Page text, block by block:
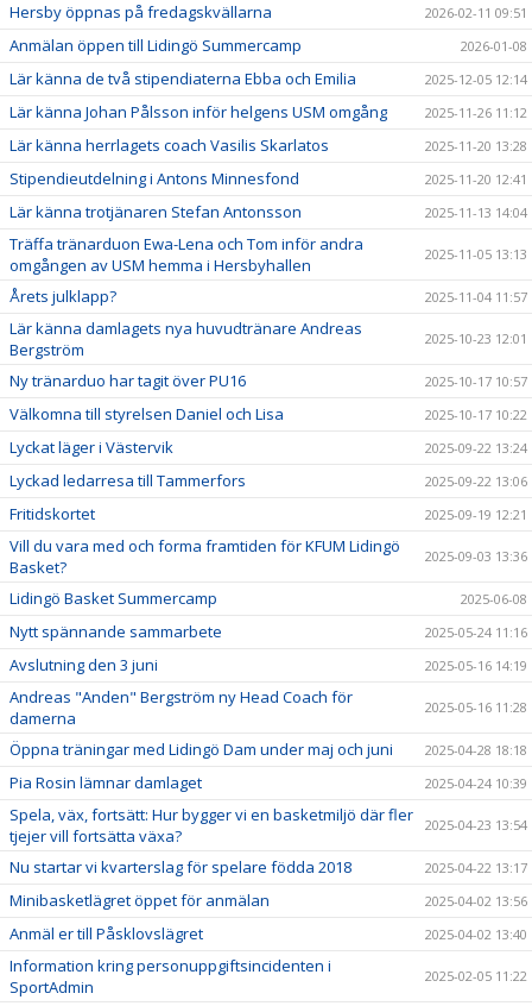
Hersby öppnas på fredagskvällarna 2026-02-11 09:51
Anmälan öppen till Lidingö Summercamp 2026-01-08
Lär känna de två stipendiaterna Ebba och Emilia 2025-12-05 12:14
Lär känna Johan Pålsson inför helgens USM omgång 2025-11-26 11:12
Lär känna herrlagets coach Vasilis Skarlatos 2025-11-20 13:28
Stipendieutdelning i Antons Minnesfond 2025-11-20 12:41
Lär känna trotjänaren Stefan Antonsson 2025-11-13 14:04
Träffa tränarduon Ewa-Lena och Tom inför andra
omgången av USM hemma i Hersbyhallen
2025-11-05 13:13
Årets julklapp? 2025-11-04 11:57
Lär känna damlagets nya huvudtränare Andreas
Bergström
2025-10-23 12:01
Ny tränarduo har tagit över PU16 2025-10-17 10:57
Välkomna till styrelsen Daniel och Lisa 2025-10-17 10:22
Lyckat läger i Västervik 2025-09-22 13:24
Lyckad ledarresa till Tammerfors 2025-09-22 13:06
Fritidskortet 2025-09-19 12:21
Vill du vara med och forma framtiden för KFUM Lidingö
Basket?
2025-09-03 13:36
Lidingö Basket Summercamp 2025-06-08
Nytt spännande sammarbete 2025-05-24 11:16
Avslutning den 3 juni 2025-05-16 14:19
Andreas "Anden" Bergström ny Head Coach för
damerna
2025-05-16 11:28
Öppna träningar med Lidingö Dam under maj och juni 2025-04-28 18:18
Pia Rosin lämnar damlaget 2025-04-24 10:39
Spela, väx, fortsätt: Hur bygger vi en basketmiljö där fler
tjejer vill fortsätta växa?
2025-04-23 13:54
Nu startar vi kvarterslag för spelare födda 2018 2025-04-22 13:17
Minibasketlägret öppet för anmälan 2025-04-02 13:56
Anmäl er till Påsklovslägret 2025-04-02 13:40
Information kring personuppgiftsincidenten i
SportAdmin
2025-02-05 11:22